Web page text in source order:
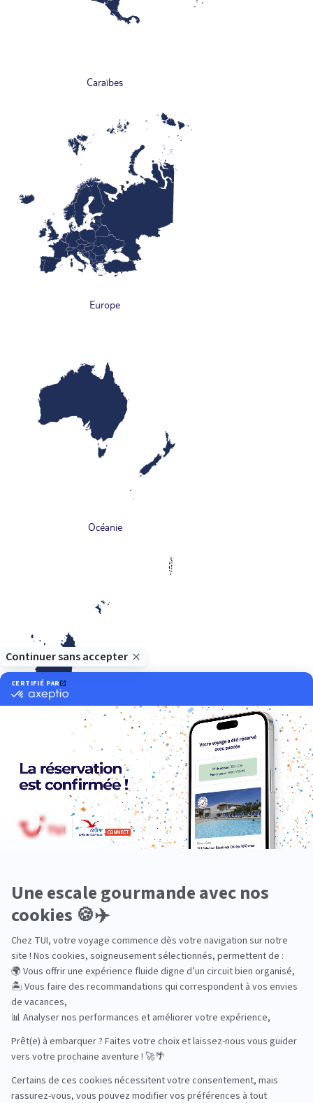
Caraïbes
Europe
Océanie
Océan Indien
Nos thématiques
Actif
Aventure
Bien-être
Circuits privés